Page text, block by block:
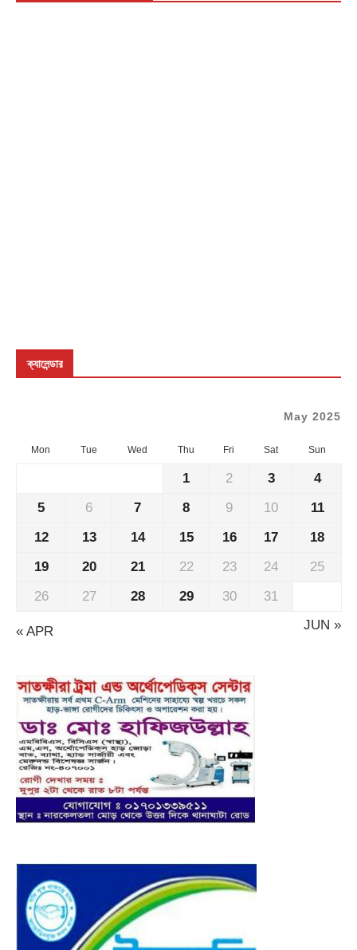
ক্যালেন্ডার
May 2025
Mon Tue Wed Thu Fri Sat Sun
« APR JUN »
1 2 3
4
5
6 7 8 9 10
11
12
13 14 15 16 17
18
19
20 21 22 23 24
25
26
27 28 29 30 31